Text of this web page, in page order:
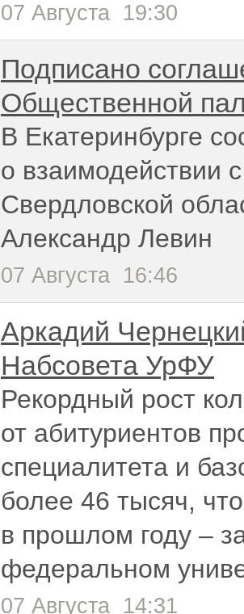
07 Августа 19:30
Подписано
Общественной
В Екатеринбурге
о взаимодействии
Свердловской
Александр Левин
07 Августа 16:46
Аркадий
Набсовета УрФУ
Рекордный рост
от абитуриентов
специалитета и
более 46 тысяч,
в прошлом году –
федеральном
07 Августа 14:31